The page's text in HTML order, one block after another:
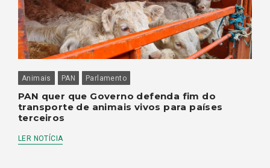
Animais PAN Parlamento
PAN quer que Governo defenda fim do
transporte de animais vivos para países
terceiros
LER NOTÍCIA